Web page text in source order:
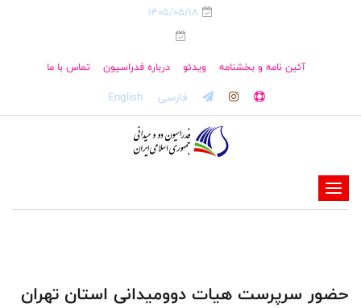
1405/05/18
آئین نامه و بخشنامه ویدئو درباره فدراسیون تماس با ما
فارسی English
-
-
-
حضور سرپرست هیات دوومیدانی استان تهران